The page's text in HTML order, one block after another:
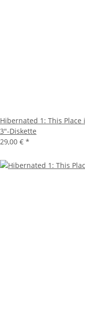
Hibernated 1: This
3"-Diskette
29,00 € *